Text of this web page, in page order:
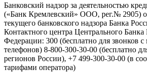
Банковский надзор за деятельностью
(«Банк Кремлевский» ООО, рег.№ 2905)
текущего банковского надзора Банка
Контактного центра Центрального Банка
Федерации: 300 (бесплатно для звонков
телефонов) 8-800-300-30-00 (бесплатно
регионов России), +7 499-300-30-00 (в
тарифами оператора)